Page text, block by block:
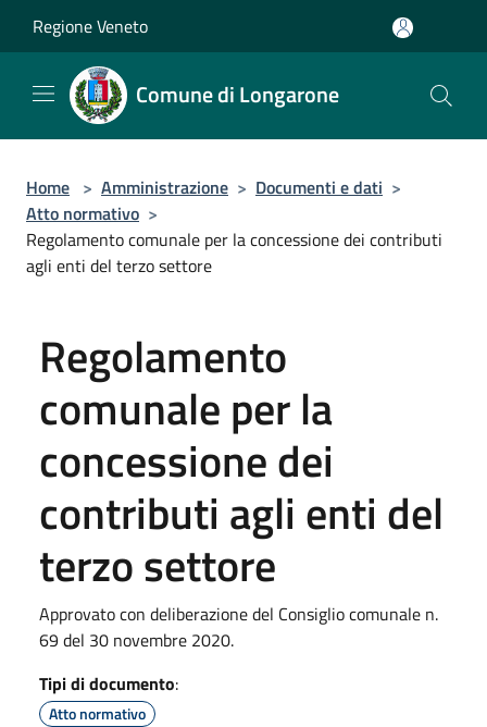
Regione Veneto
Comune di Longarone
Home > Amministrazione > Documenti e dati >
Atto normativo >
Regolamento comunale per la concessione dei contributi
agli enti del terzo settore
Regolamento
comunale per la
concessione dei
contributi agli enti del
terzo settore
Approvato con deliberazione del Consiglio comunale n.
69 del 30 novembre 2020.
Tipi di documento:
Atto normativo